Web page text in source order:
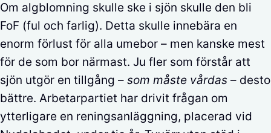
Om algblomning skulle ske i sjön skulle den bli
FoF (ful och farlig). Detta skulle innebära en
enorm förlust för alla umebor – men kanske mest
för de som bor närmast. Ju fler som förstår att
sjön utgör en tillgång – som måste vårdas – desto
bättre. Arbetarpartiet har drivit frågan om
ytterligare en reningsanläggning, placerad vid